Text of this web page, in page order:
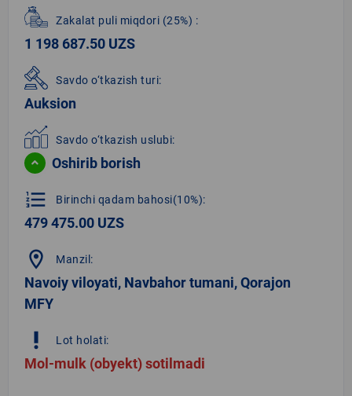
Zakalat puli miqdori (25%) :
1 198 687.50 UZS
Savdo o‘tkazish turi:
Auksion
Savdo o‘tkazish uslubi:
Oshirib borish
format_list_numbered Birinchi qadam bahosi(10%):
479 475.00 UZS
location_on Manzil:
Navoiy viloyati, Navbahor tumani, Qorajon
MFY
priority_high Lot holati:
Mol-mulk (obyekt) sotilmadi